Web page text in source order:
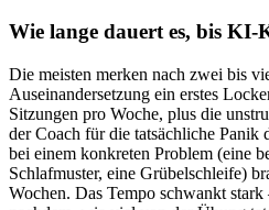
Wie lange dauert es, bis
Die meisten merken nach zwei bis
Auseinandersetzung ein erstes
Sitzungen pro Woche, plus die
der Coach für die tatsächliche Panik
bei einem konkreten Problem (eine
Schlafmuster, eine Grübelschleife)
Wochen. Das Tempo schwankt